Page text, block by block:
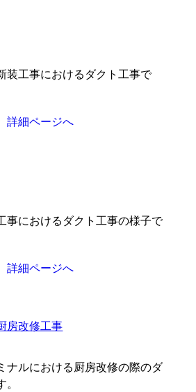
装工事におけるダクト工事で
詳細ページへ
事におけるダクト工事の様子で
詳細ページへ
房改修工事
ナルにおける厨房改修の際のダ